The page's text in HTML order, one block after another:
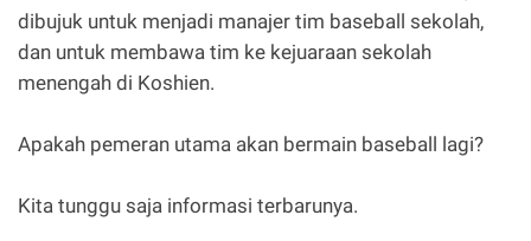
dibujuk untuk menjadi manajer tim baseball sekolah,
dan untuk membawa tim ke kejuaraan sekolah
menengah di Koshien.
Apakah pemeran utama akan bermain baseball lagi?
Kita tunggu saja informasi terbarunya.